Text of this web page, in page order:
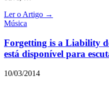
Ler o Artigo →
Música
Forgetting is a Liability
está disponível para
10/03/2014